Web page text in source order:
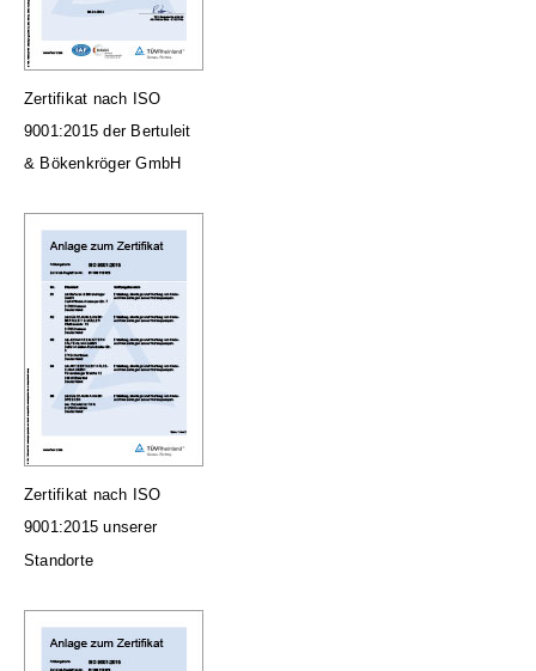
Zertifikat nach ISO
9001:2015 der Bertuleit
& Bökenkröger GmbH
Zertifikat nach ISO
9001:2015 unserer
Standorte